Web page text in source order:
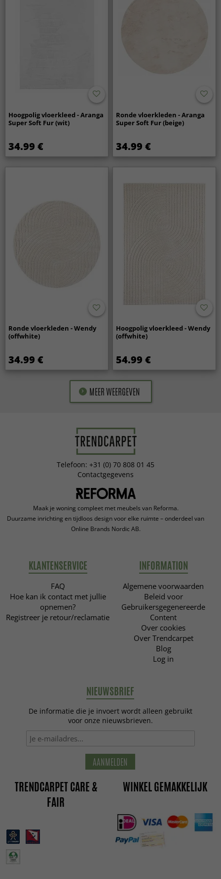
Hoogpolig vloerkleed - Aranga
Super Soft Fur (wit)
34.99 €
Ronde vloerkleden - Aranga
Super Soft Fur (beige)
34.99 €
Ronde vloerkleden - Wendy
(offwhite)
34.99 €
Hoogpolig vloerkleed - Wendy
(offwhite)
54.99 €
MEER WEERGEVEN
Telefoon: +31 (0) 70 808 01 45
Contactgegevens
Maak je woning compleet met meubels van Reforma.
Duurzame inrichting en tijdloos design voor elke ruimte – onderdeel van
Online Brands Nordic AB.
KLANTENSERVICE
FAQ
Hoe kan ik contact met jullie
opnemen?
Registreer je retour/reclamatie
INFORMATION
Algemene voorwaarden
Beleid voor
Gebruikersgegenereerde
Content
Over cookies
Over Trendcarpet
Blog
Log in
NIEUWSBRIEF
De informatie die je invoert wordt alleen gebruikt
voor onze nieuwsbrieven.
AANMELDEN
TRENDCARPET CARE &
FAIR
WINKEL GEMAKKELIJK